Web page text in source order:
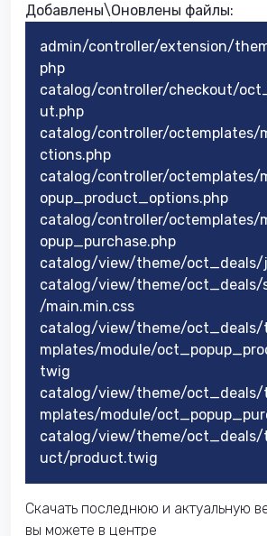
Добавлены\Оновлены файлы:​
admin/controller/extension/
php
catalog/controller/checkout/
ut.php
catalog/controller/
ctions.php
catalog/controller/octemplates/
opup_product_options.php
catalog/controller/octemplates/
opup_purchase.php
catalog/view/theme/oct_deals/
catalog/view/theme/oct_deals/
/main.min.css
catalog/view/theme/
mplates/module/
twig
catalog/view/theme/
mplates/module/
catalog/view/theme/oct_deals/
uct/product.twig
Скачать последнюю и актуальную
вы можете в центре